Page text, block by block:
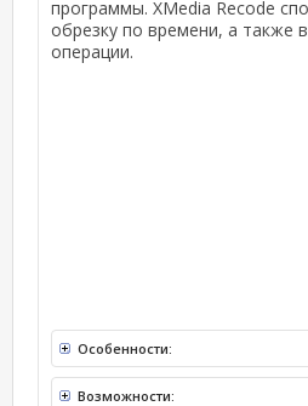
программы. XMedia Recode
обрезку по времени, а также
операции.
Особенности:
Возможности: